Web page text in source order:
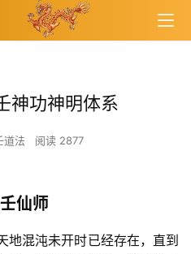
神功神明体系
道法 阅读 2877
仙师
地混沌未开时已经存在，直到